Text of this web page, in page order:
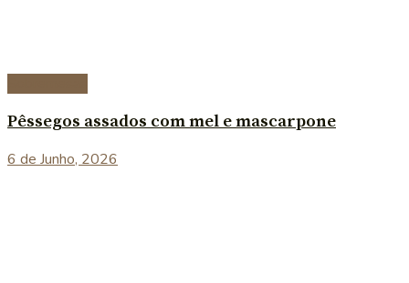
Pêssegos assados com mel e mascarpone
6 de Junho, 2026